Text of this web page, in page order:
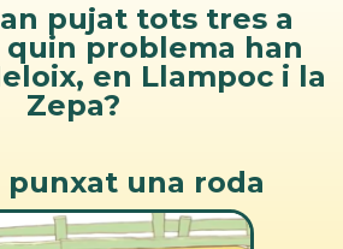
pujat tots tres a
quin problema han
en Llampoc i la
Zepa?
punxat una roda